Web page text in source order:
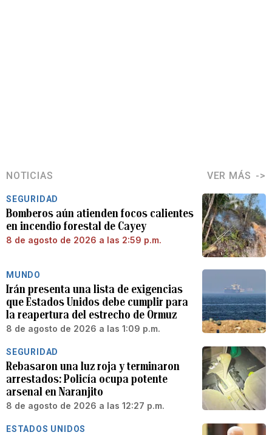
NOTICIAS VER MÁS
SEGURIDAD
Bomberos aún atienden focos calientes
en incendio forestal de Cayey
8 de agosto de 2026 a las 2:59 p.m.
MUNDO
Irán presenta una lista de exigencias
que Estados Unidos debe cumplir para
la reapertura del estrecho de Ormuz
8 de agosto de 2026 a las 1:09 p.m.
SEGURIDAD
Rebasaron una luz roja y terminaron
arrestados: Policía ocupa potente
arsenal en Naranjito
8 de agosto de 2026 a las 12:27 p.m.
ESTADOS UNIDOS